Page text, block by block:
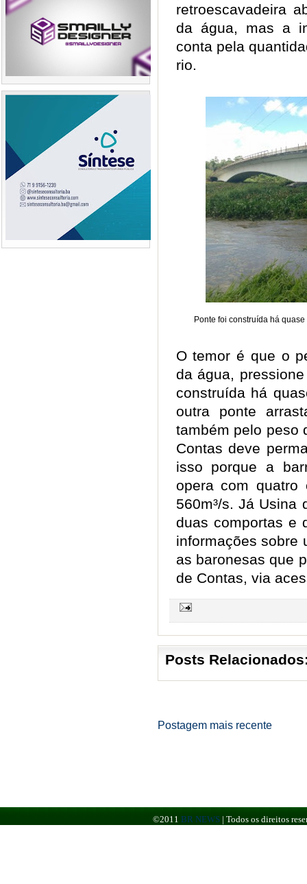
retroescavadeira
da água, mas a
conta pela
rio.
Ponte foi construída há
O temor é que o
da água,
construída há
outra ponte
também pelo peso
Contas deve
isso porque a
opera com quatro
560m³/s. Já Usina
duas comportas e
informações sobre
as baronesas que
de Contas, via
Posts
Postagem mais recente
©2011 BR NEWS | Todos os direitos